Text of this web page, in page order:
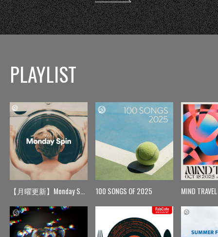
PLAYLIST
【月曜更新】Monday Spin 100 SONGS OF 2025 MIND TRAVEL